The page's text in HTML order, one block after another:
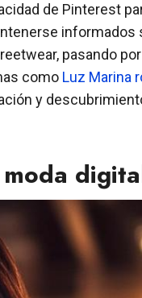
de Pinterest
informados
pasando
como Luz Marina
y